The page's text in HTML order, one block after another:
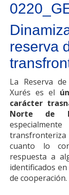
reserva
La Reserva
Xurés es el
carácter
Norte de
cuanto lo
respuesta a
identificados
de cooperación.